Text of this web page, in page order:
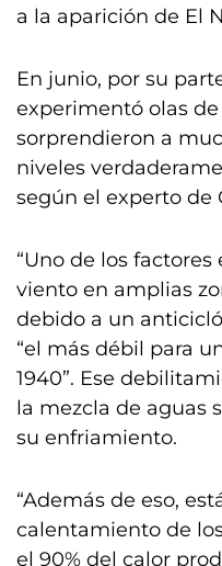
a la aparición de El
En junio, por su
experimentó olas
sorprendieron a
niveles
según el experto de
“Uno de los
viento en amplias
debido a un
“el más débil para
1940”. Ese
la mezcla de aguas
su enfriamiento.
“Además de eso,
calentamiento de
el 90% del calor